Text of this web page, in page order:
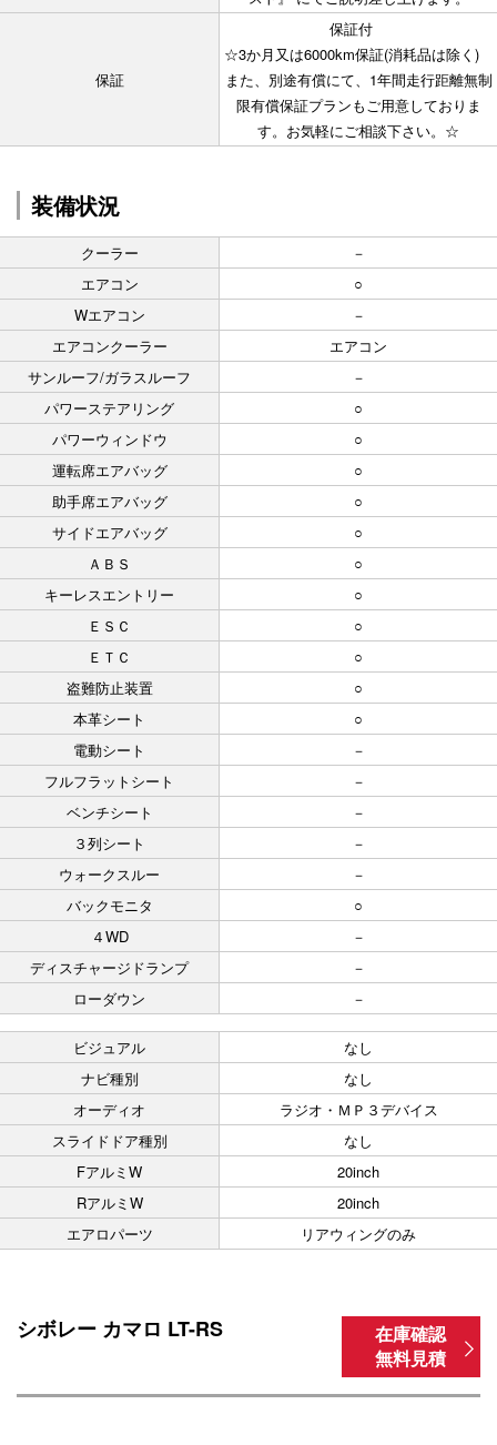
保証
保証付
☆3か月又は6000km保証(消耗品は除く)
また、別途有償にて、1年間走行距離無制
限有償保証プランもご用意しておりま
す。お気軽にご相談下さい。☆
装備状況
クーラー
－
エアコン
○
Wエアコン
－
エアコンクーラー
エアコン
サンルーフ/ガラスルーフ
－
パワーステアリング
○
パワーウィンドウ
○
運転席エアバッグ
○
助手席エアバッグ
○
サイドエアバッグ
○
ＡＢＳ
○
キーレスエントリー
○
ＥＳＣ
○
ＥＴＣ
○
盗難防止装置
○
本革シート
○
電動シート
－
フルフラットシート
－
ベンチシート
－
３列シート
－
ウォークスルー
－
バックモニタ
○
４WD
－
ディスチャージドランプ
－
ローダウン
－
ビジュアル
なし
ナビ種別
なし
オーディオ
ラジオ・ＭＰ３デバイス
スライドドア種別
なし
FアルミW
20inch
RアルミW
20inch
エアロパーツ
リアウィングのみ
シボレー カマロ LT-RS
在庫確認
無料見積